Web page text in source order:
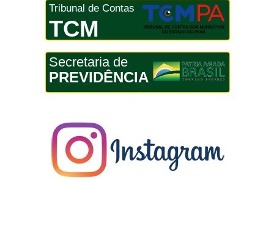
Tribunal de Contas
TCM
Secretaria de
PREVIDÊNCIA